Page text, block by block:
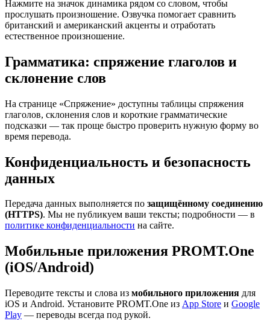
Нажмите на значок динамика рядом со словом, чтобы
прослушать произношение. Озвучка помогает сравнить
британский и американский акценты и отработать
естественное произношение.
Грамматика: спряжение глаголов и
склонение слов
На странице «Спряжение» доступны таблицы спряжения
глаголов, склонения слов и короткие грамматические
подсказки — так проще быстро проверить нужную форму во
время перевода.
Конфиденциальность и безопасность
данных
Передача данных выполняется по защищённому соединению
(HTTPS). Мы не публикуем ваши тексты; подробности — в
политике конфиденциальности на сайте.
Мобильные приложения PROMT.One
(iOS/Android)
Переводите тексты и слова из мобильного приложения для
iOS и Android. Установите PROMT.One из App Store и Google
Play — переводы всегда под рукой.